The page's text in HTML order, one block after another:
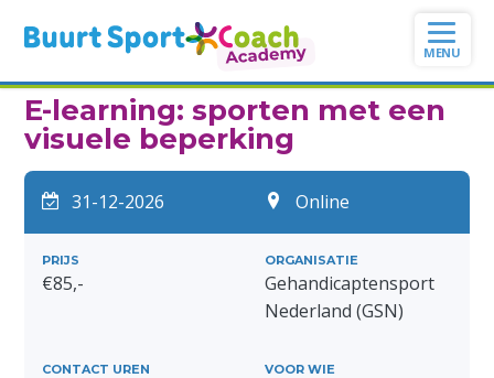
naar
inhoudE-learning: sporten met een
visuele beperking
31-12-2026 Online
PRIJS
€85,-
ORGANISATIE
Gehandicaptensport
Nederland (GSN)
CONTACT UREN VOOR WIE